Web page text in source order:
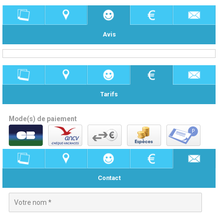
Avis
Tarifs
Mode(s) de paiement
Contact